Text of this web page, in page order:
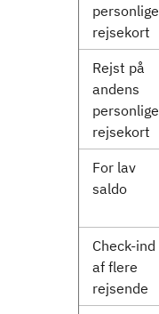
personlige
rejsekort
Rejst på
andens
personlige
rejsekort
For lav
saldo
Check-ind
af flere
rejsende